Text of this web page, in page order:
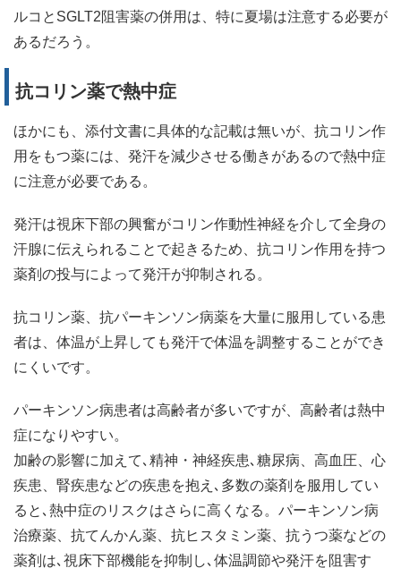
ルコとSGLT2阻害薬の併用は、特に夏場は注意する必要が
あるだろう。
抗コリン薬で熱中症
ほかにも、添付文書に具体的な記載は無いが、抗コリン作
用をもつ薬には、発汗を減少させる働きがあるので熱中症
に注意が必要である。
発汗は視床下部の興奮がコリン作動性神経を介して全身の
汗腺に伝えられることで起きるため、抗コリン作用を持つ
薬剤の投与によって発汗が抑制される。
抗コリン薬、抗パーキンソン病薬を大量に服用している患
者は、体温が上昇しても発汗で体温を調整することができ
にくいです。
パーキンソン病患者は高齢者が多いですが、高齢者は熱中
症になりやすい。
加齢の影響に加えて､精神・神経疾患､糖尿病、高血圧、心
疾患、腎疾患などの疾患を抱え､多数の薬剤を服用してい
ると､熱中症のリスクはさらに高くなる。パーキンソン病
治療薬、抗てんかん薬、抗ヒスタミン薬、抗うつ薬などの
薬剤は､視床下部機能を抑制し､体温調節や発汗を阻害す